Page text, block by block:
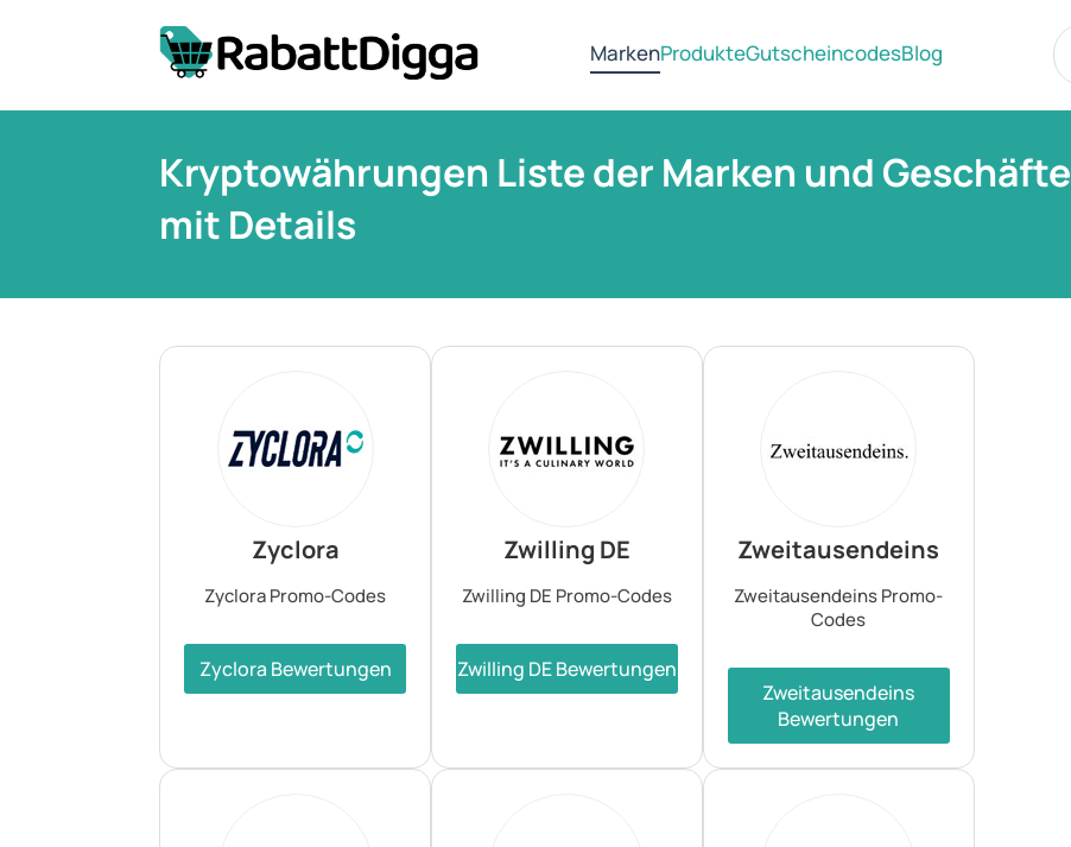
MarkenProdukteGutscheincodesBlog
Kryptowährungen Liste der Marken und Geschäfte
mit Details
Zyclora
Zyclora Promo-Codes
Zyclora Bewertungen
Zwilling DE
Zwilling DE Promo-Codes
Zwilling DE Bewertungen
Zweitausendeins
Zweitausendeins Promo-
Codes
Zweitausendeins
Bewertungen